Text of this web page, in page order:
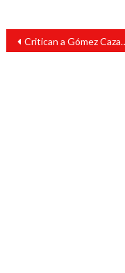
Navegación
entradas
Critican a Gómez Cazarín por foto publicada en redes sociales